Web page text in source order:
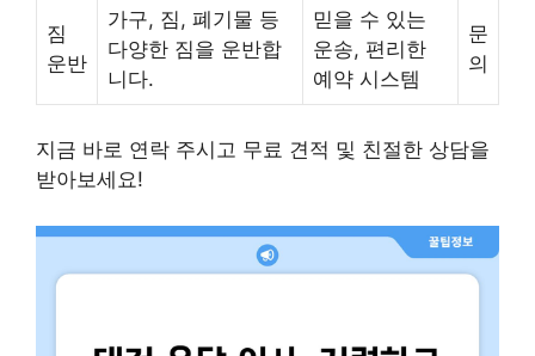
짐
운반
가구, 짐, 폐기물 등
다양한 짐을 운반합
니다.
믿을 수 있는
운송, 편리한
예약 시스템
문
의
지금 바로 연락 주시고 무료 견적 및 친절한 상담을
받아보세요!